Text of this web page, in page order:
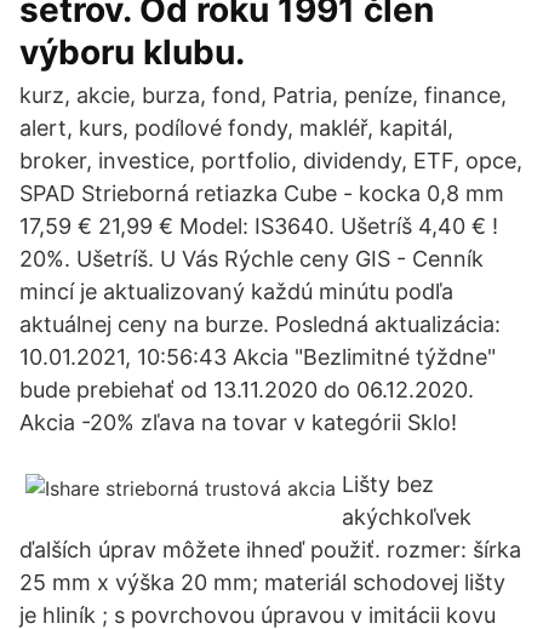
setrov. Od roku 1991 člen
výboru klubu.
kurz, akcie, burza, fond, Patria, peníze, finance,
alert, kurs, podílové fondy, makléř, kapitál,
broker, investice, portfolio, dividendy, ETF, opce,
SPAD Strieborná retiazka Cube - kocka 0,8 mm
17,59 € 21,99 € Model: IS3640. Ušetríš 4,40 € !
20%. Ušetríš. U Vás Rýchle ceny GIS - Cenník
mincí je aktualizovaný každú minútu podľa
aktuálnej ceny na burze. Posledná aktualizácia:
10.01.2021, 10:56:43 Akcia "Bezlimitné týždne"
bude prebiehať od 13.11.2020 do 06.12.2020.
Akcia -20% zľava na tovar v kategórii Sklo!
Lišty bez
akýchkoľvek
ďalších úprav môžete ihneď použiť. rozmer: šírka
25 mm x výška 20 mm; materiál schodovej lišty
je hliník ; s povrchovou úpravou v imitácii kovu